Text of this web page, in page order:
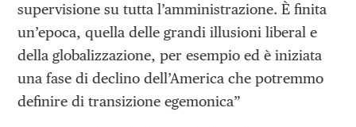
supervisione su tutta l’amministrazione. È finita
un’epoca, quella delle grandi illusioni liberal e
della globalizzazione, per esempio ed è iniziata
una fase di declino dell’America che potremmo
definire di transizione egemonica”